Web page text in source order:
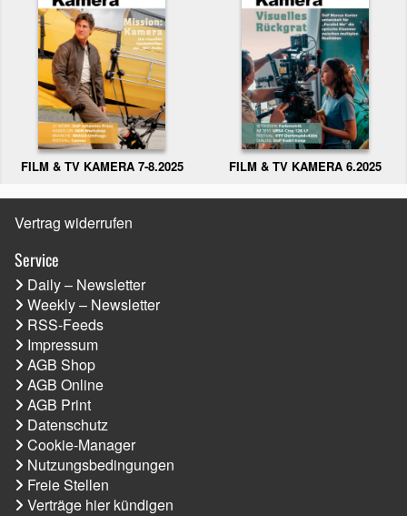
FILM & TV KAMERA 7-8.2025 FILM & TV KAMERA 6.2025
Vertrag widerrufen
Service
Daily – Newsletter
Weekly – Newsletter
RSS-Feeds
Impressum
AGB Shop
AGB Online
AGB Print
Datenschutz
Cookie-Manager
Nutzungsbedingungen
Freie Stellen
Verträge hier kündigen